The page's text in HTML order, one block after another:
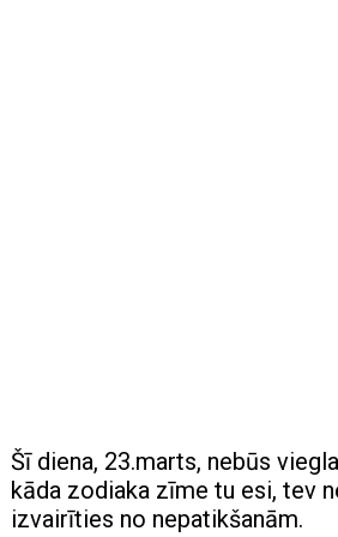
Šī diena, 23.marts, nebūs
kāda zodiaka zīme tu esi, tev
izvairīties no nepatikšanām.